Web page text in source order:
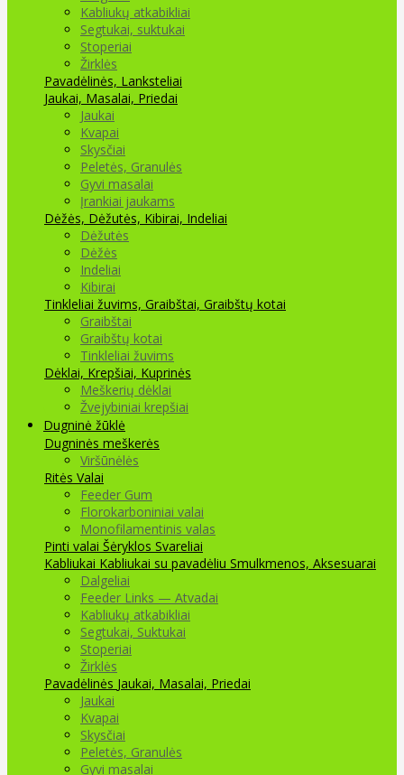
Kabliukų atkabikliai
Segtukai, suktukai
Stoperiai
Žirklės
Pavadėlinės, Lanksteliai
Jaukai, Masalai, Priedai
Jaukai
Kvapai
Skysčiai
Peletės, Granulės
Gyvi masalai
Įrankiai jaukams
Dėžės, Dėžutės, Kibirai, Indeliai
Dėžutės
Dėžės
Indeliai
Kibirai
Tinkleliai žuvims, Graibštai, Graibštų kotai
Graibštai
Graibštų kotai
Tinkleliai žuvims
Dėklai, Krepšiai, Kuprinės
Meškerių dėklai
Žvejybiniai krepšiai
Dugninė žūklė
Dugninės meškerės
Viršūnėlės
Ritės Valai
Feeder Gum
Florokarboniniai valai
Monofilamentinis valas
Pinti valai Šėryklos Svareliai
Kabliukai Kabliukai su pavadėliu Smulkmenos, Aksesuarai
Dalgeliai
Feeder Links — Atvadai
Kabliukų atkabikliai
Segtukai, Suktukai
Stoperiai
Žirklės
Pavadėlinės Jaukai, Masalai, Priedai
Jaukai
Kvapai
Skysčiai
Peletės, Granulės
Gyvi masalai